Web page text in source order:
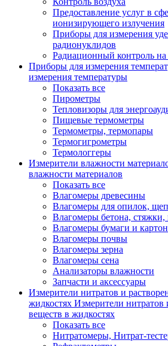
Предоставление услуг в
ионизирующего излучения
Приборы для измерения
радионуклидов
Радиационный контроль
Приборы для измерения
измерения температуры
Показать все
Пирометры
Тепловизоры для
Пищевые термометры
Термометры, термопары
Термогигрометры
Термологгеры
Измерители влажности
влажности материалов
Показать все
Влагомеры древесины
Влагомеры для опилок,
Влагомеры бетона, стяжки,
Влагомеры бумаги и
Влагомеры почвы
Влагомеры зерна
Влагомеры сена
Анализаторы влажности
Запчасти и аксессуары
Измерители нитратов и
жидкостях Измерители нитратов
веществ в жидкостях
Показать все
Нитратомеры, Нитрат-